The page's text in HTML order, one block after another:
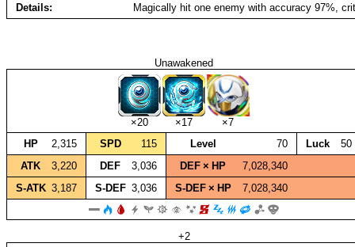
Details
Magically hit one enemy with accuracy 97%,
Unawakened
×20 ×17
×7
HP
2,315 SPD 115 Level 70 Luck
50
ATK
3,220 DEF 3,036 DEF × HP
7,028,340
S‑ATK 3,187 S‑DEF 3,036 S‑DEF × HP 7,028,340
+2